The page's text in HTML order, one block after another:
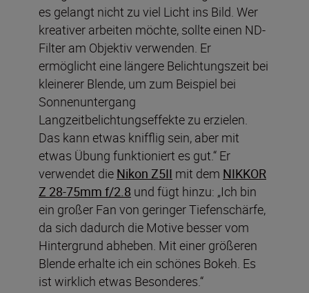
es gelangt nicht zu viel Licht ins Bild. Wer
kreativer arbeiten möchte, sollte einen ND-
Filter am Objektiv verwenden. Er
ermöglicht eine längere Belichtungszeit bei
kleinerer Blende, um zum Beispiel bei
Sonnenuntergang
Langzeitbelichtungseffekte zu erzielen.
Das kann etwas knifflig sein, aber mit
etwas Übung funktioniert es gut.“ Er
verwendet die Nikon Z5II mit dem NIKKOR
Z 28-75mm f/2.8 und fügt hinzu: „Ich bin
ein großer Fan von geringer Tiefenschärfe,
da sich dadurch die Motive besser vom
Hintergrund abheben. Mit einer größeren
Blende erhalte ich ein schönes Bokeh. Es
ist wirklich etwas Besonderes.“